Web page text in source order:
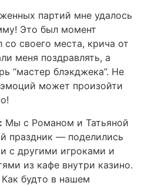
партий мне удалось
Это был момент
со своего места, крича от
меня поздравлять, а
“мастер блэкджека”. Не
может произойти
Мы с Романом и Татьяной
праздник — поделились
с другими игроками и
из кафе внутри казино.
Как будто в нашем